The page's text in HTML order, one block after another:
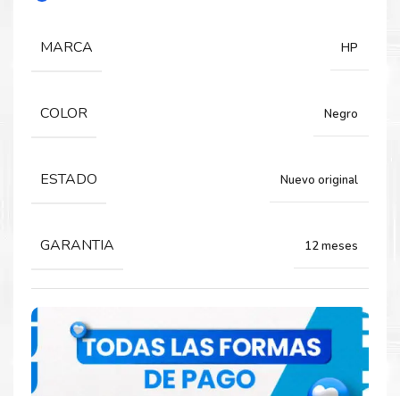
586DN.
MARCA HP
COLOR Negro
ESTADO Nuevo original
GARANTIA 12 meses